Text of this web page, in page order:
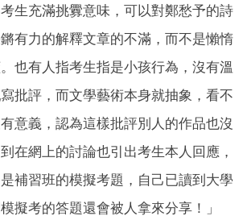
生充滿挑釁意味，可以對鄭愁予的詩
有力的解釋文章的不滿，而不是懶惰
也有人指考生指是小孩行為，沒有溫
批評，而文學藝術本身就抽象，看不
意義，認為這樣批評別人的作品也沒
在網上的討論也引出考生本人回應，
補習班的模擬考題，自己已讀到大學
擬考的答題還會被人拿來分享！」